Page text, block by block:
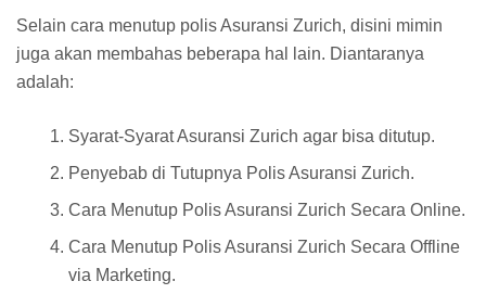
Selain cara menutup polis Asuransi Zurich, disini mimin
juga akan membahas beberapa hal lain. Diantaranya
adalah:
Syarat-Syarat Asuransi Zurich agar bisa ditutup.
Penyebab di Tutupnya Polis Asuransi Zurich.
Cara Menutup Polis Asuransi Zurich Secara Online.
Cara Menutup Polis Asuransi Zurich Secara Offline
via Marketing.